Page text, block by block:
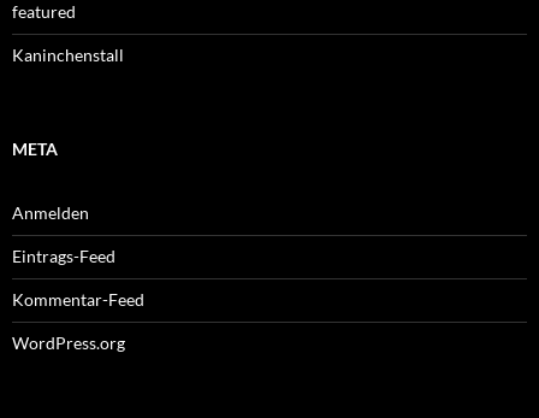
featured
Kaninchenstall
META
Anmelden
Eintrags-Feed
Kommentar-Feed
WordPress.org